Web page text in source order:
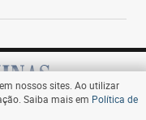
nossos sites. Ao utilizar
Saiba mais em Política de